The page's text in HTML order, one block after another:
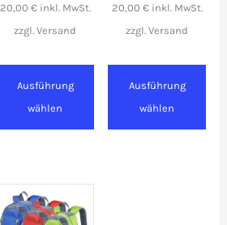
20,00 €
Ausführung
wählen
20,00 €
Ausführung
wählen